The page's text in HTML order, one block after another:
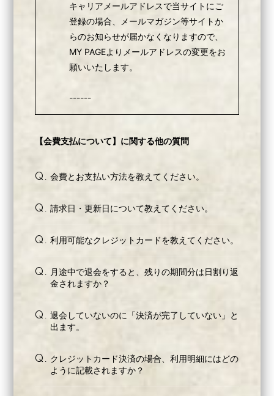
ガクヤスメ
キャリアメールアドレスで当サイトにご
登録の場合、メールマガジン等サイトか
らのお知らせが届かなくなりますので、
MY PAGEよりメールアドレスの変更をお
願いいたします。
------
【会費支払について】に関する他の質問
Q. 会費とお支払い方法を教えてください。
Q. 請求日・更新日について教えてください。
Q. 利用可能なクレジットカードを教えてください。
Q. 月途中で退会をすると、残りの期間分は日割り返
金されますか？
Q. 退会していないのに「決済が完了していない」と
出ます。
Q. クレジットカード決済の場合、利用明細にはどの
ように記載されますか？